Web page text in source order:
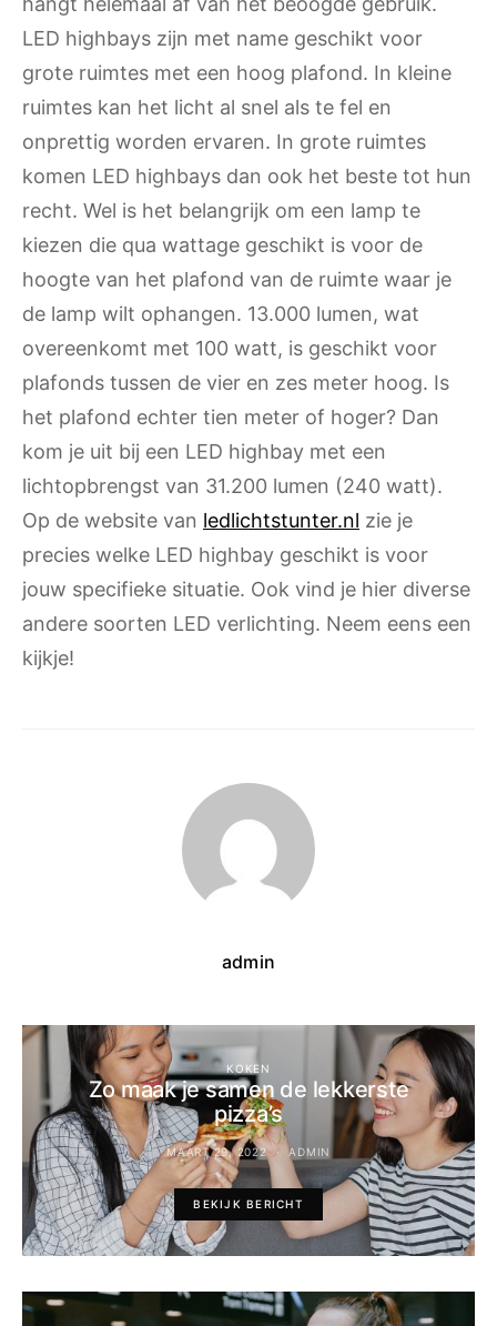
LED highbays zijn met name geschikt voor
grote ruimtes met een hoog plafond. In kleine
ruimtes kan het licht al snel als te fel en
onprettig worden ervaren. In grote ruimtes
komen LED highbays dan ook het beste tot hun
recht. Wel is het belangrijk om een lamp te
kiezen die qua wattage geschikt is voor de
hoogte van het plafond van de ruimte waar je
de lamp wilt ophangen. 13.000 lumen, wat
overeenkomt met 100 watt, is geschikt voor
plafonds tussen de vier en zes meter hoog. Is
het plafond echter tien meter of hoger? Dan
kom je uit bij een LED highbay met een
lichtopbrengst van 31.200 lumen (240 watt).
Op de website van ledlichtstunter.nl zie je
precies welke LED highbay geschikt is voor
jouw specifieke situatie. Ook vind je hier diverse
andere soorten LED verlichting. Neem eens een
kijkje!
admin
KOKEN
Zo maak je samen de lekkerste
pizza’s
MAART 29, 2022 ADMIN
BEKIJK BERICHT